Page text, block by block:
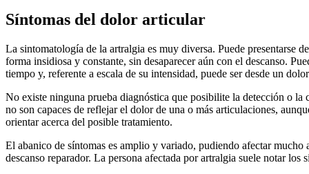
Síntomas del dolor articular
La sintomatología de la artralgia es muy diversa. Puede presentarse
forma insidiosa y constante, sin desaparecer aún con el descanso.
tiempo y, referente a escala de su intensidad, puede ser desde un
No existe ninguna prueba diagnóstica que posibilite la detección o
no son capaces de reflejar el dolor de una o más articulaciones,
orientar acerca del posible tratamiento.
El abanico de síntomas es amplio y variado, pudiendo afectar mucho
descanso reparador. La persona afectada por artralgia suele notar los